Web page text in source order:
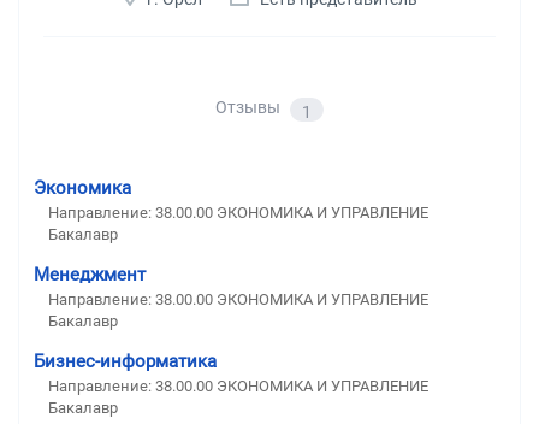
Отзывы 1
Экономика
Направление: 38.00.00 ЭКОНОМИКА И УПРАВЛЕНИЕ
Бакалавр
Менеджмент
Направление: 38.00.00 ЭКОНОМИКА И УПРАВЛЕНИЕ
Бакалавр
Бизнес-информатика
Направление: 38.00.00 ЭКОНОМИКА И УПРАВЛЕНИЕ
Бакалавр